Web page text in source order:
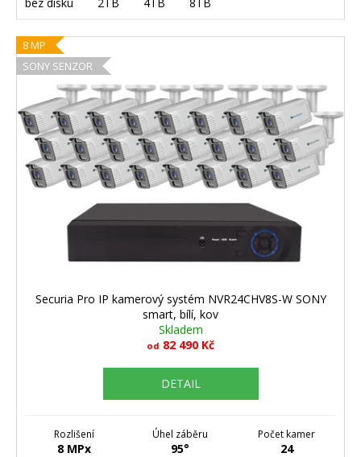
bez disku 2TB 4TB 8TB
8 MP
SONY SENZOR
Securia Pro IP kamerový systém NVR24CHV8S-W SONY
smart, bílí, kov
Skladem
od 82 490 Kč
DETAIL
Rozlišení
8 MPx
Úhel záběru
95°
Počet kamer
24